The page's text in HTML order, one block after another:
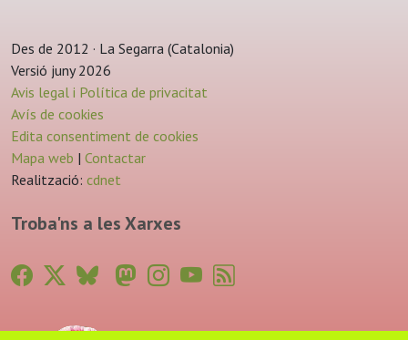
Des de 2012 · La Segarra (Catalonia)
Versió juny 2026
Avis legal i Política de privacitat
Avís de cookies
Edita consentiment de cookies
Mapa web | Contactar
Realització: cdnet
Troba'ns a les Xarxes